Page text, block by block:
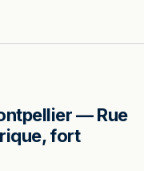
— Rue
fort